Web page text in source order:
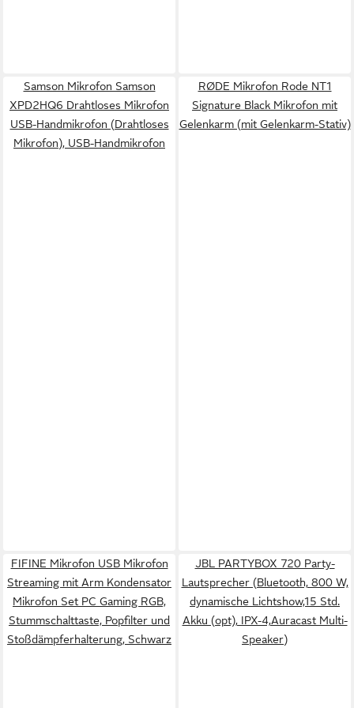
Samson Mikrofon Samson
XPD2HQ6 Drahtloses Mikrofon
USB-Handmikrofon (Drahtloses
Mikrofon), USB-Handmikrofon
RØDE Mikrofon Rode NT1
Signature Black Mikrofon mit
Gelenkarm (mit Gelenkarm-Stativ)
FIFINE Mikrofon USB Mikrofon
Streaming mit Arm Kondensator
Mikrofon Set PC Gaming RGB,
Stummschalttaste, Popfilter und
Stoßdämpferhalterung, Schwarz
JBL PARTYBOX 720 Party-
Lautsprecher (Bluetooth, 800 W,
dynamische Lichtshow,15 Std.
Akku (opt), IPX-4,Auracast Multi-
Speaker)